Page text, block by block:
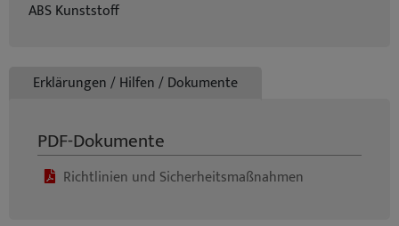
ABS Kunststoff
Erklärungen / Hilfen / Dokumente
PDF-Dokumente
Richtlinien und Sicherheitsmaßnahmen